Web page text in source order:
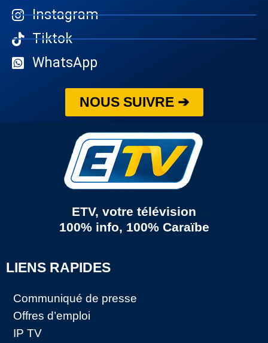
Instagram
Tiktok
WhatsApp
NOUS SUIVRE ➔
ETV, votre télévision
100% info, 100% Caraïbe
LIENS RAPIDES
Communiqué de presse
Offres d’emploi
IP TV